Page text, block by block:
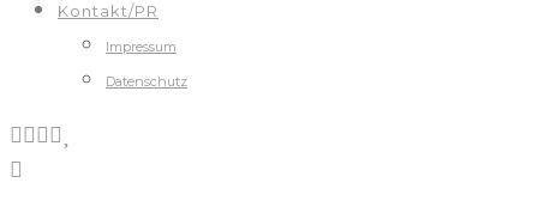
Kontakt/PR
Impressum
Datenschutz